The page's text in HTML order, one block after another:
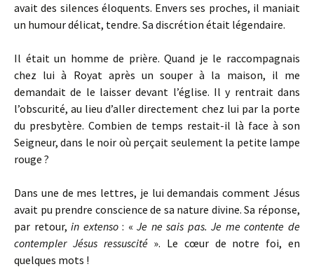
avait des silences éloquents. Envers ses proches, il maniait
un humour délicat, tendre. Sa discrétion était légendaire.
Il était un homme de prière. Quand je le raccompagnais
chez lui à Royat après un souper à la maison, il me
demandait de le laisser devant l’église. Il y rentrait dans
l’obscurité, au lieu d’aller directement chez lui par la porte
du presbytère. Combien de temps restait-il là face à son
Seigneur, dans le noir où perçait seulement la petite lampe
rouge ?
Dans une de mes lettres, je lui demandais comment Jésus
avait pu prendre conscience de sa nature divine. Sa réponse,
par retour,in extenso: «Je ne sais pas. Je me contente de
contempler Jésus ressuscité ». Le cœur de notre foi, en
quelques mots !